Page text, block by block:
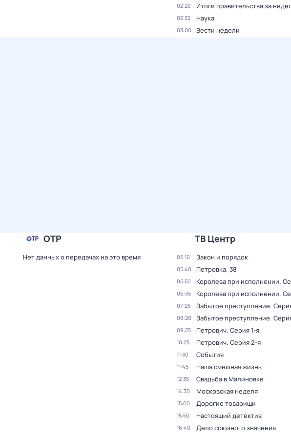
02:20 Итоги правительства за
02:32 Наука
03:00 Вести недели
ОТР
Нет данных о передачах на это время
ТВ Центр
05:10 Закон и порядок
05:40 Петровка, 38
05:50 Королева при исполнении.
06:35 Королева при исполнении.
07:25 Забытое преступление.
08:20 Забытое преступление.
09:25 Петрович. Серия 1-я
10:25 Петрович. Серия 2-я
11:30 События
11:45 Наша смешная жизнь
12:35 Свадьба в Малиновке
14:30 Московская неделя
15:00 Дорогие товарищи
15:50 Настоящий детектив
16:40 Дело союзного значения